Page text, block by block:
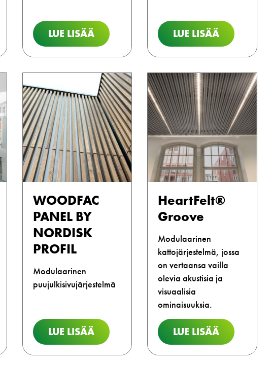
LUE LISÄÄ LUE LISÄÄ
WOODFAC
PANEL BY
NORDISK
PROFIL
Modulaarinen
puujulkisivujärjestelmä
LUE LISÄÄ
HeartFelt®
Groove
Modulaarinen
kattojärjestelmä, jossa
on vertaansa vailla
olevia akustisia ja
visuaalisia
ominaisuuksia.
LUE LISÄÄ